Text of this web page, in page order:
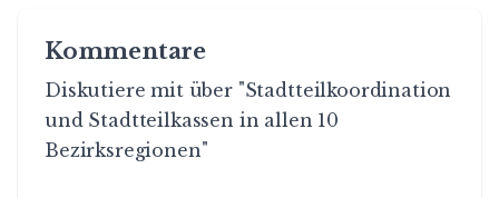
Kommentare
Diskutiere mit über "Stadtteilkoordination
und Stadtteilkassen in allen 10
Bezirksregionen"